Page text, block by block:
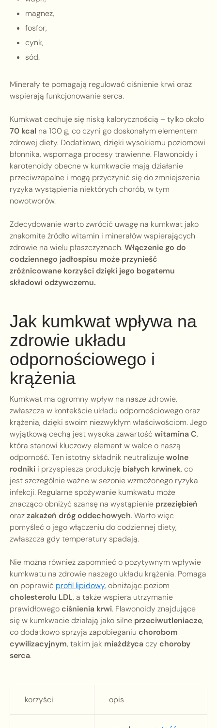
magnez,
fosfor,
cynk,
sód.
Minerały te pomagają regulować ciśnienie krwi oraz
wspierają funkcjonowanie serca.
Kumkwat cechuje się niską kalorycznością – tylko około
70 kcal na 100 g, co czyni go doskonałym elementem
zdrowej diety. Dodatkowo, dzięki wysokiemu poziomowi
błonnika, wspomaga procesy trawienne. Flawonoidy i
karotenoidy obecne w kumkwacie mają działanie
przeciwzapalne i mogą przyczynić się do zmniejszenia
ryzyka wystąpienia niektórych chorób, w tym
nowotworów.
Zdecydowanie warto zwrócić uwagę na kumkwat jako
znakomite źródło witamin i minerałów wspierających
zdrowie na wielu płaszczyznach.Włączenie go do
codziennego jadłospisu może przynieść
zróżnicowane korzyści dzięki jego bogatemu
składowi odżywczemu.
Jak kumkwat wpływa na
zdrowie układu
odpornościowego i
krążenia
Kumkwat ma ogromny wpływ na nasze zdrowie,
zwłaszcza w kontekście układu odpornościowego oraz
krążenia, dzięki swoim niezwykłym właściwościom. Jego
wyjątkową cechą jest wysoka zawartość witamina C,
która stanowi kluczowy element w walce o naszą
odporność. Ten istotny składnik neutralizujewolne
rodniki i przyspiesza produkcję białych krwinek, co
jest szczególnie ważne w sezonie wzmożonego ryzyka
infekcji. Regularne spożywanie kumkwatu może
znacząco obniżyć szansę na wystąpienie przeziębień
orazzakażeń dróg oddechowych. Warto więc
pomyśleć o jego włączeniu do codziennej diety,
zwłaszcza gdy temperatury spadają.
Nie można również zapomnieć o pozytywnym wpływie
kumkwatu na zdrowie naszego układu krążenia. Pomaga
on poprawić profil lipidowy, obniżając poziom
cholesterolu LDL, a także wspiera utrzymanie
prawidłowegociśnienia krwi. Flawonoidy znajdujące
się w kumkwacie działają jako silne przeciwutleniacze,
co dodatkowo sprzyja zapobieganiu chorobom
cywilizacyjnym, takim jak miażdżycaczy choroby
serca.
korzyści opis